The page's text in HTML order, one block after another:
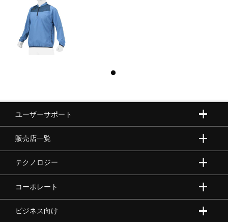
ユーザーサポート
販売店一覧
テクノロジー
コーポレート
ビジネス向け